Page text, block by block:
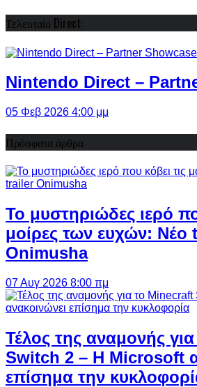
Τελευταίο Direct:
Nintendo Direct –
05 Φεβ 2026 4:00 μμ
Πρόσφατα άρθρα
Το μυστηριώδες ιερό
μοίρες των ευχών: Νέο
Onimusha
07 Αυγ 2026 8:00 πμ
Τέλος της αναμονής
Switch 2 – Η Microsoft
επίσημα την